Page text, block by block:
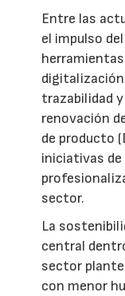
Entre las
el impulso
digitalización
trazabilidad
renovación
de producto
iniciativas
sector.
La
central
sector
con menor